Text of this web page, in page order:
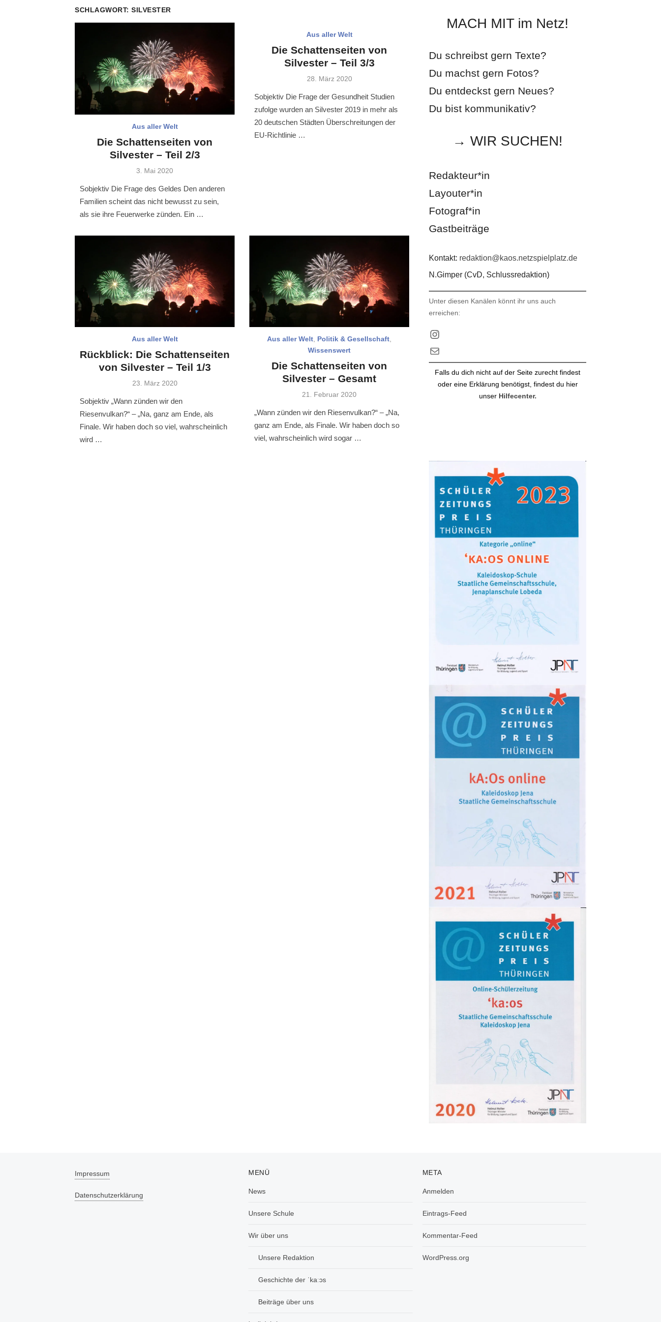
SCHLAGWORT: SILVESTER
Aus aller Welt
Die Schattenseiten von
Silvester – Teil 2/3
Veröffentlicht
3. Mai 2020
Sobjektiv Die Frage des Geldes Den anderen
Familien scheint das nicht bewusst zu sein,
als sie ihre Feuerwerke zünden. Ein …
Aus aller Welt
Die Schattenseiten von
Silvester – Teil 3/3
Veröffentlicht
28. März 2020
Sobjektiv Die Frage der Gesundheit Studien
zufolge wurden an Silvester 2019 in mehr als
20 deutschen Städten Überschreitungen der
EU-Richtlinie …
Aus aller Welt
Rückblick: Die Schattenseiten
von Silvester – Teil 1/3
Veröffentlicht
23. März 2020
Sobjektiv „Wann zünden wir den
Riesenvulkan?“ – „Na, ganz am Ende, als
Finale. Wir haben doch so viel, wahrscheinlich
wird …
Aus aller Welt, Politik & Gesellschaft,
Wissenswert
Die Schattenseiten von
Silvester – Gesamt
Veröffentlicht
21. Februar 2020
„Wann zünden wir den Riesenvulkan?“ – „Na,
ganz am Ende, als Finale. Wir haben doch so
viel, wahrscheinlich wird sogar …
MACH MIT im Netz!
Du schreibst gern Texte?
Du machst gern Fotos?
Du entdeckst gern Neues?
Du bist kommunikativ?
→ WIR SUCHEN!
Redakteur*in
Layouter*in
Fotograf*in
Gastbeiträge
Kontakt: redaktion@kaos.netzspielplatz.de
N.Gimper (CvD, Schlussredaktion)
Unter diesen Kanälen könnt ihr uns auch
erreichen:
Instagram
E-Mail
Falls du dich nicht auf der Seite zurecht findest
oder eine Erklärung benötigst, findest du hier
unser Hilfecenter.
Impressum
Datenschutzerklärung
MENÜ
News
Unsere Schule
Wir über uns
Unsere Redaktion
Geschichte der ˈkaːɔs
Beiträge über uns
META
Anmelden
Eintrags-Feed
Kommentar-Feed
WordPress.org